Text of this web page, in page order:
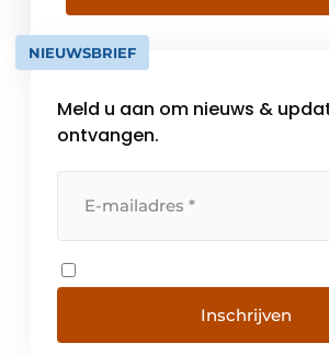
gaan verder dan de Europees
en regelgeving. Wanneer een
leverancier voldoet aan de hoge
gevoerd worden. Hiermee […]
NIEUWSBRIEF
Meld u aan om nieuws &
ontvangen.
Inschrijven